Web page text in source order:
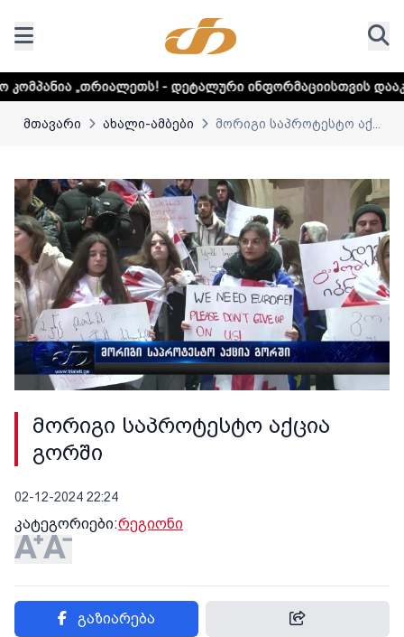
- დეტალური ინფორმაციისთვის დააკლიკეთ ლინკს
მთავარი ახალი-ამბები მორიგი საპროტესტო აქ...
მორიგი საპროტესტო აქცია
გორში
02-12-2024 22:24
კატეგორიები:რეგიონი
გაზიარება